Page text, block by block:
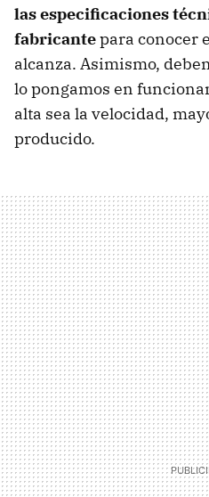
las especificaciones
fabricantepara conocer
alcanza. Asimismo,
lo pongamos en
alta sea la velocidad,
producido.